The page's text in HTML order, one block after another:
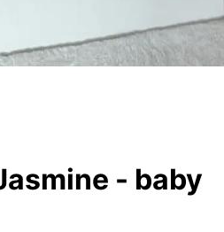
- baby